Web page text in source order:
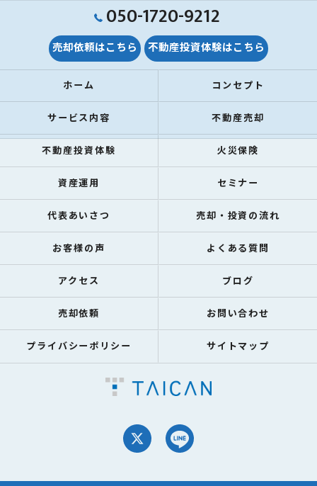
050-1720-9212
売却依頼はこちら 不動産投資体験はこちら
ホーム コンセプト
サービス内容 不動産売却
不動産投資体験 火災保険
資産運用 セミナー
代表あいさつ 売却・投資の流れ
お客様の声 よくある質問
アクセス ブログ
売却依頼 お問い合わせ
プライバシーポリシー サイトマップ